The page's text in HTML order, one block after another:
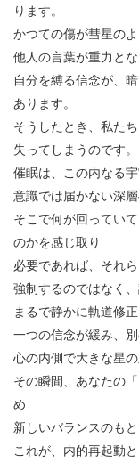
ります。
かつての傷が彗星の
他人の言葉が重力と
自分を縛る信念が、
あります。
そうしたとき、私た
失ってしまうのです。
催眠は、この内なる
意識では届かない深
そこで何が回ってい
のかを感じ取り
必要であれば、それ
強制するのではなく
まるで静かに軌道修
一つの信念が緩み、
心の内側で大きな星
その瞬間、あなたの
め
新しいバランスのも
これが、内的再起動と